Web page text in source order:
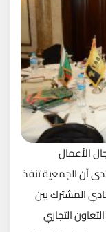
الأعمال
أن الجمعية تنفذ
المشترك بين
التجاري